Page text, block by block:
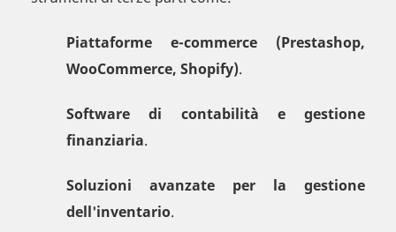
Piattaforme e-commerce (Prestashop,
WooCommerce, Shopify).
Software di contabilità e gestione
finanziaria.
Soluzioni avanzate per la gestione
dell'inventario.